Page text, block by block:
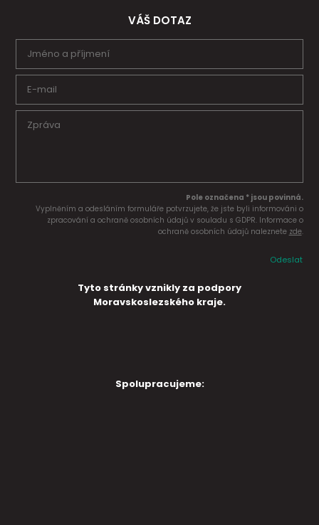
VÁŠ DOTAZ
Pole označena * jsou povinná.
Vyplněním a odesláním formuláře potvrzujete, že jste byli informováni o
zpracování a ochraně osobních údajů v souladu s GDPR. Informace o
ochraně osobních údajů naleznete zde.
Odeslat
Tyto stránky vznikly za podpory
Moravskoslezského kraje.
Spolupracujeme: